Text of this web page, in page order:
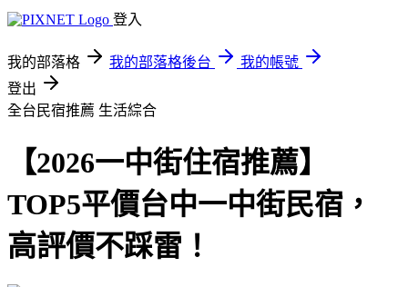
登入
我的部落格 我的部落格後台
我的帳號
登出
全台民宿推薦 生活綜合
【2026一中街住宿推薦】
TOP5平價台中一中街民宿，
高評價不踩雷！